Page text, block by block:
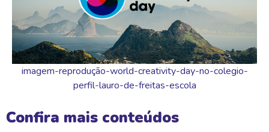
imagem-reprodução-world-creativity-day-no-colegio-
perfil-lauro-de-freitas-escola
Confira mais conteúdos